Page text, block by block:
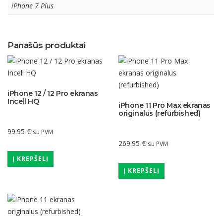
iPhone 7 Plus
Panašūs produktai
iPhone 12 / 12 Pro ekranas
Incell HQ
99.95 € su PVM
Į KREPŠELĮ
iPhone 11 Pro Max ekranas
originalus (refurbished)
269.95 € su PVM
Į KREPŠELĮ